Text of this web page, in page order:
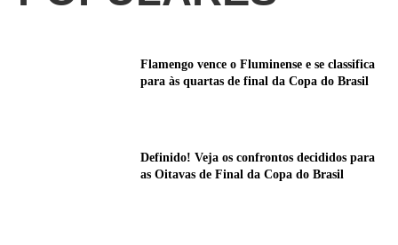
Flamengo vence o Fluminense e se classifica
para às quartas de final da Copa do Brasil
Definido! Veja os confrontos decididos para
as Oitavas de Final da Copa do Brasil